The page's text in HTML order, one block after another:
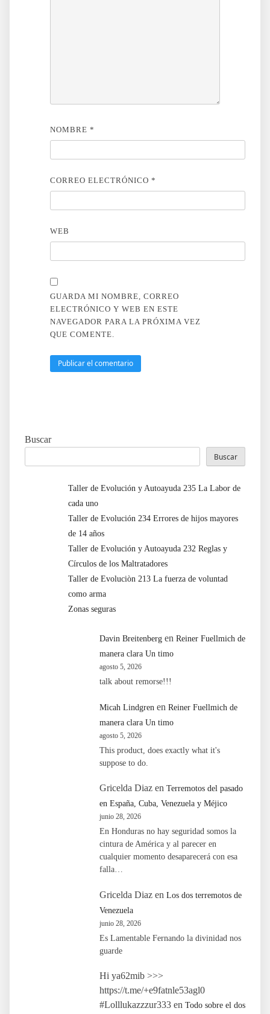
NOMBRE *
CORREO ELECTRÓNICO *
WEB
GUARDA MI NOMBRE, CORREO
ELECTRÓNICO Y WEB EN ESTE
NAVEGADOR PARA LA PRÓXIMA VEZ
QUE COMENTE.
Buscar
Buscar
Taller de Evolución y Autoayuda 235 La Labor de
cada uno
Taller de Evolución 234 Errores de hijos mayores
de 14 años
Taller de Evolución y Autoayuda 232 Reglas y
Círculos de los Maltratadores
Taller de Evoluciòn 213 La fuerza de voluntad
como arma
Zonas seguras
Davin Breitenberg en Reiner Fuellmich de
manera clara Un timo
agosto 5, 2026
talk about remorse!!!
Micah Lindgren en Reiner Fuellmich de
manera clara Un timo
agosto 5, 2026
This product, does exactly what it's
suppose to do.
Gricelda Diaz en Terremotos del pasado
en España, Cuba, Venezuela y Méjico
junio 28, 2026
En Honduras no hay seguridad somos la
cintura de América y al parecer en
cualquier momento desaparecerá con esa
falla…
Gricelda Diaz en Los dos terremotos de
Venezuela
junio 28, 2026
Es Lamentable Fernando la divinidad nos
guarde
Hi ya62mib >>>
https://t.me/+e9fatnle53agl0
#Lolllukazzzur333 en Todo sobre el dos